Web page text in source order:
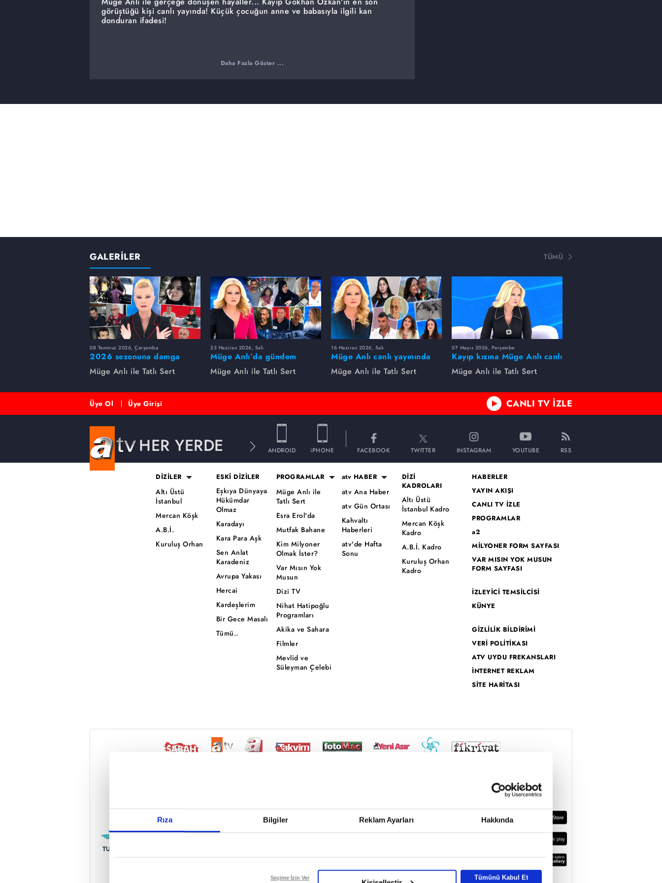
Rıza Bilgiler Reklam Ayarları Hakkında
Reddet
Seçime İzin Ver Tümünü Kabul Et
görüştüğü kişi canlı yayında! Küçük çocuğun anne ve babasıyla ilgili kan
donduran ifadesi!
Daha Fazla Göster ...
GALERİLER TÜMÜ
08 Temmuz 2026, Çarşamba
2026 sezonuna damga
vuran 5 Müge Anlı
dosyası...
Müge Anlı ile Tatlı Sert
23 Haziran 2026, Salı
Müge Anlı’da gündem
sarsıldı! Kayıp dosyaları ve
aile ihanetleri herkesi şoke
Müge Anlı ile Tatlı Sert
16 Haziran 2026, Salı
Müge Anlı canlı yayınında
dikkat çeken gelişmeler
yaşandı. Kayıp,
Müge Anlı ile Tatlı Sert
07 Mayıs 2026, Perşembe
Kayıp kızına Müge Anlı canlı
yayında kavuştu
Müge Anlı ile Tatlı Sert
Üye Ol Üye Girişi CANLI TV İZLE
HER YERDE ANDROID iPHONE FACEBOOK TWITTER INSTAGRAM YOUTUBE RSS
DİZİLER
Altı Üstü
İstanbul
Mercan Köşk
A.B.İ.
Kuruluş Orhan
ESKİ DİZİLER
Eşkıya Dünyaya
Hükümdar
Olmaz
Karadayı
Kara Para Aşk
Sen Anlat
Karadeniz
Avrupa Yakası
Hercai
Kardeşlerim
Bir Gece Masalı
Tümü..
PROGRAMLAR
Müge Anlı ile
Tatlı Sert
Esra Erol'da
Mutfak Bahane
Kim Milyoner
Olmak İster?
Var Mısın Yok
Musun
Dizi TV
Nihat Hatipoğlu
Programları
Akika ve Sahara
Filmler
Mevlid ve
Süleyman Çelebi
atv HABER
atv Ana Haber
atv Gün Ortası
Kahvaltı
Haberleri
atv'de Hafta
Sonu
DİZİ
KADROLARI
Altı Üstü
İstanbul Kadro
Mercan Köşk
Kadro
A.B.İ. Kadro
Kuruluş Orhan
Kadro
HABERLER
YAYIN AKIŞI
CANLI TV İZLE
PROGRAMLAR
a2
MİLYONER FORM SAYFASI
VAR MISIN YOK MUSUN
FORM SAYFASI
İZLEYİCİ TEMSİLCİSİ
KÜNYE
GİZLİLİK BİLDİRİMİ
VERİ POLİTİKASI
ATV UYDU FREKANSLARI
İNTERNET REKLAM
SİTE HARİTASI